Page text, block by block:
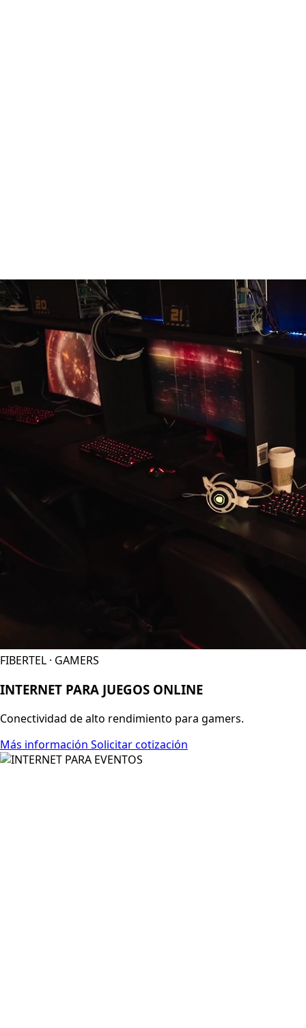
FIBERTEL · GAMERS
INTERNET PARA JUEGOS ONLINE
Conectividad de alto rendimiento para gamers.
Más información Solicitar cotización